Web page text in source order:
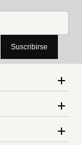
Suscribirse